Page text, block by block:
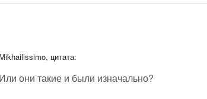
цитата:
они такие и были изначально?